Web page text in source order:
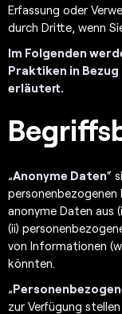
Erfassung oder
durch Dritte, wenn
Im Folgenden
Praktiken in
erläutert.
„Anonyme Daten“
anonyme Daten aus
(ii)
von Informationen
könnten.
„
zur Verfügung